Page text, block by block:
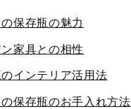
保存瓶の魅力
家具との相性
インテリア活用法
保存瓶のお手入れ方法